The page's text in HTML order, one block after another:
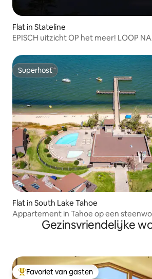
Flat in Stateline
EPISCH uitzicht OP het meer! LOOP
Superhost
Superhost
Flat in South Lake Tahoe
Appartement in Tahoe op een
een privéstrand, zwembaden en een
Gezinsvriendelijke
Topfavoriet van gasten
Favoriet van gasten